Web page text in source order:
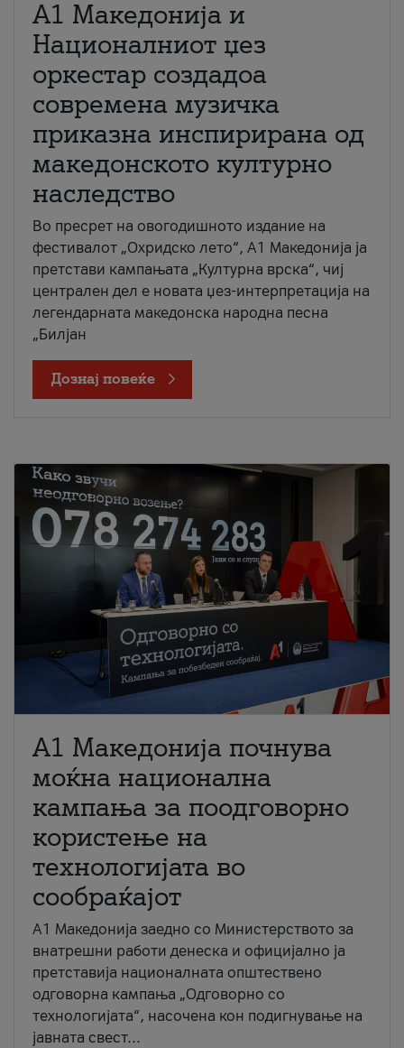
А1 Македонија и
Националниот џез
оркестар создадоа
современа музичка
приказна инспирирана од
македонското културно
наследство
Во пресрет на овогодишното издание на
фестивалот „Охридско лето“, А1 Македонија ја
претстави кампањата „Културна врска“, чиј
централен дел е новата џез-интерпретација на
легендарната македонска народна песна
„Билјан
Дознај повеќе
A1 Македонија почнува
моќна национална
кампања за поодговорно
користење на
технологијата во
сообраќајот
A1 Македонија заедно со Министерството за
внатрешни работи денеска и официјално ја
претставија националната општествено
одговорна кампања „Одговорно со
технологијата“, насочена кон подигнување на
јавната свест...